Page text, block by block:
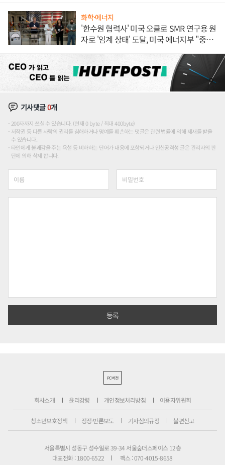
화학·에너지
'한수원 협력사' 미국 오클로 SMR 연구용 원
자로 '임계 상태' 도달, 미국 에너지부 "중요
기사댓글0개
200자까지 쓰실 수 있습니다. (현재 0 byte / 최대 400byte)
저작권 등 다른 사람의 권리를 침해하거나 명예를 훼손하는 댓글은 관련 법률에 의해 제재를 받을
수 있습니다.
타인에게 불쾌감을 주는 욕설 등 비하하는 단어가 내용에 포함되거나 인신공격성 글은 관리자의 판
단에 의해 삭제 합니다.
PC버전
회사소개 윤리강령 개인정보처리방침 이용자위원회
청소년보호정책 정정·반론보도 기사심의규정 불편신고
서울특별시 성동구 성수일로 39-34 서울숲더스페이스 12층
대표전화 : 1800-6522
팩스 : 070-4015-8658